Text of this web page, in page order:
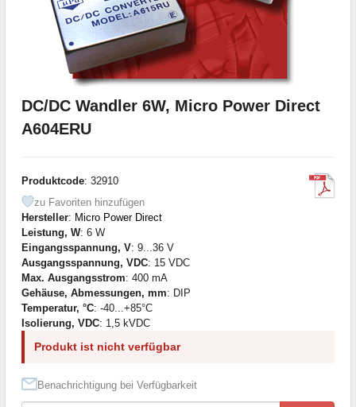
DC/DC Wandler 6W, Micro Power Direct
A604ERU
Produktcode: 32910
zu Favoriten hinzufügen
Hersteller: Micro Power Direct
Leistung, W: 6 W
Eingangsspannung, V: 9...36 V
Ausgangsspannung, VDC: 15 VDC
Max. Ausgangsstrom: 400 mA
Gehäuse, Abmessungen, mm: DIP
Temperatur, °C: -40...+85°C
Isolierung, VDC: 1,5 kVDC
Produkt ist nicht verfügbar
Benachrichtigung bei Verfügbarkeit